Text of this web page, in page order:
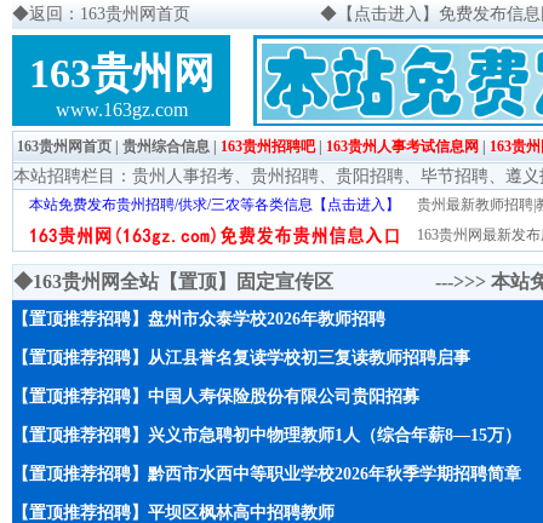
◆返回：163贵州网首页 ◆ 【点击进入】免费发布信
163贵州网
www.163gz.com
163贵州网首页 贵州综合信息 163贵州招聘吧| 163贵州人事考试信息网 163贵
本站招聘栏目： 贵州人事招考、 贵州招聘、 贵阳招聘、 毕节招聘、 遵义
本站免费发布贵州招聘/供求/三农等各类信息【点击进入】
贵州最新教师招聘|
163贵州网最新发
◆163贵州网全站【置顶】固定宣传区 --->>> 本站
【置顶推荐招聘】盘州市众泰学校2026年教师招聘
【置顶推荐招聘】从江县誉名复读学校初三复读教师招聘启事
【置顶推荐招聘】中国人寿保险股份有限公司贵阳招募
【置顶推荐招聘】兴义市急聘初中物理教师1人（综合年薪8—15万）
【置顶推荐招聘】黔西市水西中等职业学校2026年秋季学期招聘简章
【置顶推荐招聘】平坝区枫林高中招聘教师